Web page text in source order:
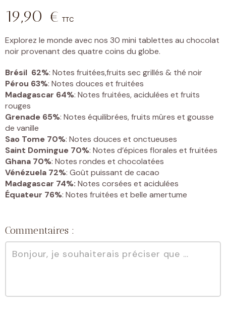
19,90 € TTC
Explorez le monde avec nos 30 mini tablettes au chocolat
noir provenant des quatre coins du globe.
Brésil 62%: Notes fruitées,fruits sec grillés & thé noir
Pérou 63%: Notes douces et fruitées
Madagascar 64%: Notes fruitées, acidulées et fruits
rouges
Grenade 65%: Notes équilibrées, fruits mûres et gousse
de vanille
Sao Tome 70%: Notes douces et onctueuses
Saint Domingue 70%: Notes d’épices florales et fruitées
Ghana 70%: Notes rondes et chocolatées
Vénézuela 72%: Goût puissant de cacao
Madagascar 74%: Notes corsées et acidulées
Équateur 76%: Notes fruitées et belle amertume
Commentaires :